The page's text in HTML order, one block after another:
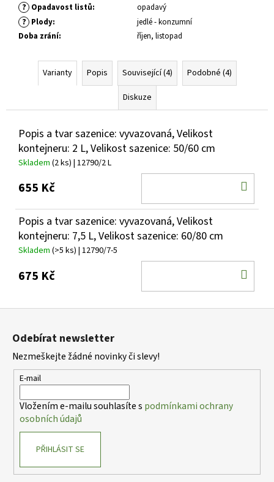
? Opadavost listů: opadavý
? Plody:
jedlé - konzumní
Doba zrání: říjen, listopad
Varianty Popis Související (4)
Podobné (4)
Diskuze
Popis a tvar sazenice: vyvazovaná, Velikost
kontejneru: 2 L, Velikost sazenice: 50/60 cm
Skladem (2 ks) | 12790/2 L
655 Kč
Popis a tvar sazenice: vyvazovaná, Velikost
kontejneru: 7,5 L, Velikost sazenice: 60/80 cm
Skladem (>5 ks) | 12790/7-5
675 Kč
Z
Odebírat newsletter
Nezmeškejte žádné novinky či slevy!
E-mail
Vložením e-mailu souhlasíte s podmínkami ochrany
osobních údajů
PŘIHLÁSIT SE